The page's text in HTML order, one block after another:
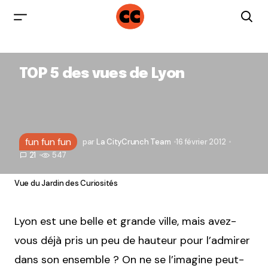
TOP 5 des vues de Lyon
fun fun fun par La CityCrunch Team 16 février 2012
21
547
Vue du Jardin des Curiosités
Lyon est une belle et grande ville, mais avez-
vous déjà pris un peu de hauteur pour l’admirer
dans son ensemble ? On ne se l’imagine peut-